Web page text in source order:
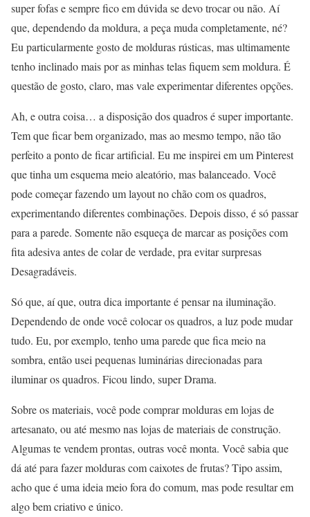
super fofas e sempre fico em dúvida se devo trocar ou não. Aí
que, dependendo da moldura, a peça muda completamente, né?
Eu particularmente gosto de molduras rústicas, mas ultimamente
tenho inclinado mais por as minhas telas fiquem sem moldura. É
questão de gosto, claro, mas vale experimentar diferentes opções.
Ah, e outra coisa… a disposição dos quadros é super importante.
Tem que ficar bem organizado, mas ao mesmo tempo, não tão
perfeito a ponto de ficar artificial. Eu me inspirei em um Pinterest
que tinha um esquema meio aleatório, mas balanceado. Você
pode começar fazendo um layout no chão com os quadros,
experimentando diferentes combinações. Depois disso, é só passar
para a parede. Somente não esqueça de marcar as posições com
fita adesiva antes de colar de verdade, pra evitar surpresas
Desagradáveis.
Só que, aí que, outra dica importante é pensar na iluminação.
Dependendo de onde você colocar os quadros, a luz pode mudar
tudo. Eu, por exemplo, tenho uma parede que fica meio na
sombra, então usei pequenas luminárias direcionadas para
iluminar os quadros. Ficou lindo, super Drama.
Sobre os materiais, você pode comprar molduras em lojas de
artesanato, ou até mesmo nas lojas de materiais de construção.
Algumas te vendem prontas, outras você monta. Você sabia que
dá até para fazer molduras com caixotes de frutas? Tipo assim,
acho que é uma ideia meio fora do comum, mas pode resultar em
algo bem criativo e único.